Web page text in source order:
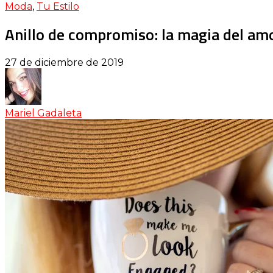
Moda, Tu Estilo
Anillo de compromiso: la magia del
27 de diciembre de 2019
Mariel Gadaleta